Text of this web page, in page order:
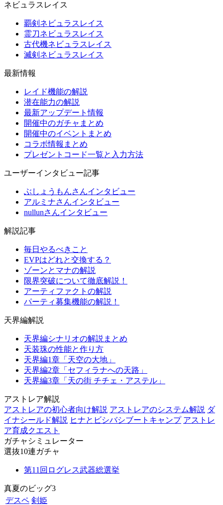
ネビュラスレイス
覇剣ネビュラスレイス
霊刀ネビュラスレイス
古代機ネビュラスレイス
滅剣ネビュラスレイス
最新情報
レイド機能の解説
潜在能力の解説
最新アップデート情報
開催中のガチャまとめ
開催中のイベントまとめ
コラボ情報まとめ
プレゼントコード一覧と入力方法
ユーザーインタビュー記事
ぶしょうもんさんインタビュー
アルミナさんインタビュー
nullunさんインタビュー
解説記事
毎日やるべきこと
EVPはどれと交換する？
ゾーンとマナの解説
限界突破について徹底解説！
アーティファクトの解説
パーティ募集機能の解説！
天界編解説
天界編シナリオの解説まとめ
天装珠の性能と作り方
天界編1章「天空の大地」
天界編2章「セフィラナへの天路」
天界編3章「天の街 チチェ・アステル」
アストレア解説
アストレアの初心者向け解説 アストレアのシステム解説 ダ
イナシールド解説 ヒナとビシバシブートキャンプ アストレ
ア育成クエスト
ガチャシミュレーター
選抜10連ガチャ
第11回ログレス武器総選挙
真夏のビッグ3
デスペ 剣姫